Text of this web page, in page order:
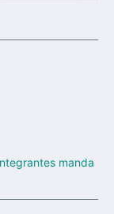
manda